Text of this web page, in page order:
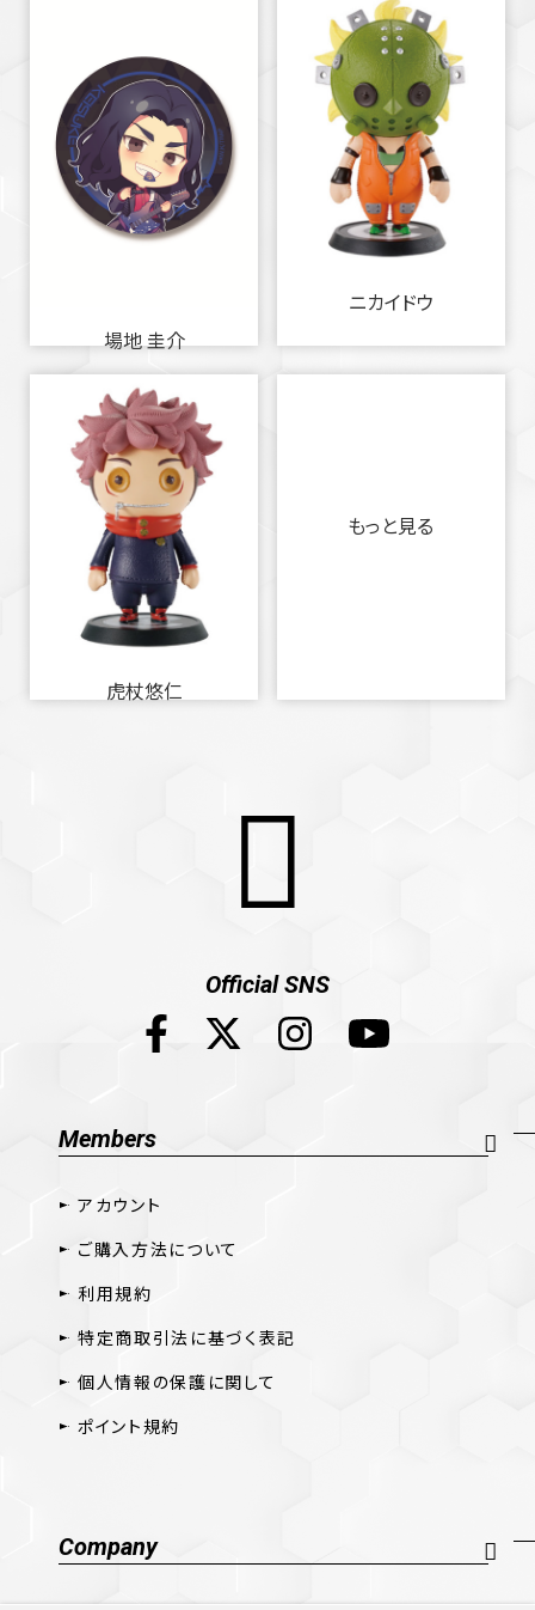
場地 圭介
ニカイドウ
虎杖悠仁
もっと見る
Official SNS
Members
アカウント
ご購入方法について
利用規約
特定商取引法に基づく表記
個人情報の保護に関して
ポイント規約
Company